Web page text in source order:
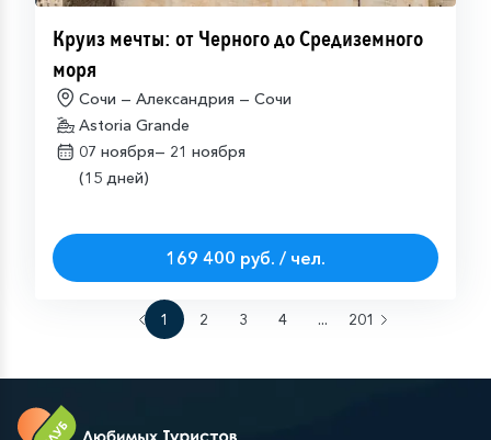
Круиз мечты: от Черного до Средиземного
моря
Сочи — Александрия — Сочи
Astoria Grande
07 ноября— 21 ноября
(15 дней)
169 400 руб. / чел.
1 2 3 4 ... 201